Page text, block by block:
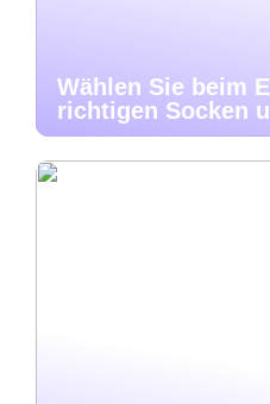
Wählen Sie beim
richtigen Socken